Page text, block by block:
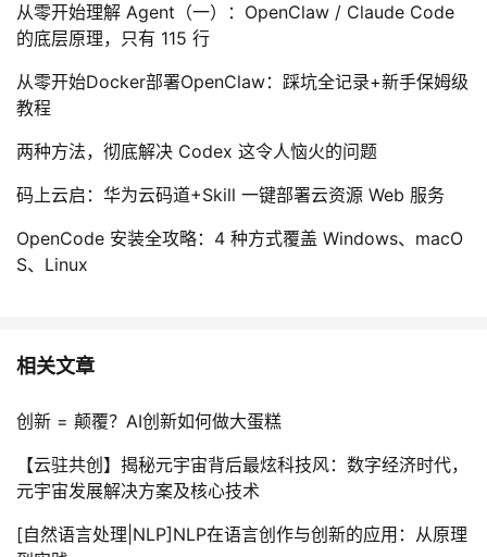
从零开始理解 Agent（一）：OpenClaw / Claude Code
的底层原理，只有 115 行
从零开始Docker部署OpenClaw：踩坑全记录+新手保姆级
教程
两种方法，彻底解决 Codex 这令人恼火的问题
码上云启：华为云码道+Skill 一键部署云资源 Web 服务
OpenCode 安装全攻略：4 种方式覆盖 Windows、macO
S、Linux
相关文章
创新 = 颠覆？AI创新如何做大蛋糕
【云驻共创】揭秘元宇宙背后最炫科技风：数字经济时代，
元宇宙发展解决方案及核心技术
[自然语言处理|NLP]NLP在语言创作与创新的应用：从原理